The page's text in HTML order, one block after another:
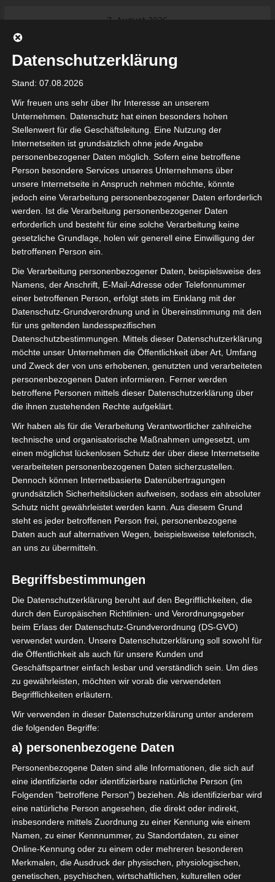
7. August 2026
beginnt am 22. und 23. August
2026 (Update)
Meisterschaft an
Ligue 1 Pro: Spielplan der ersten 15
Spieltage der Saison 2026/2027
Ligue 2 Pro Tunesien 2026/2027 –
Saison beginnt am am 19./20.
September 2026
Internationaler Sportgerichtshof
lehnt Eilverfahren ab – AS Soliman
steuert auf die Ligue 2 zu
tunesienfussball.de
Tunesien Ligafußball
Für die Nutzung von Google Adsense (Google Ireland Limited, Gordon
Barrow Street, Dublin, D04 E5W5, Ireland) benötigen wir laut DSGVO Ihre
Zustimmung. Es werden seitens Google Adsense personenbezogene Daten
erhoben, verarbeitet und gespeichert. Welche Daten genau entnehmen Sie
den Datenschutzbedingungen.
Google Adsenseist deaktiviert. ✓ Erlauben Datenschutzbedingungen
Sie befinden sich hier:Startseite» Spieler»Mohamed
Amine Allela
Mohamed Amine Allela
Voller Name
Position Defensivspieler
Aktuelles Team
Club Athlétique
Bizertin (CAB)
Nationalität
Geburtstag
16. Februar 2005
Alter 21
Datenschutzerklärung
Stand: 07.08.2026
Wir freuen uns sehr über Ihr Interesse an unserem
Unternehmen. Datenschutz hat einen besonders hohen
Stellenwert für die Geschäftsleitung. Eine Nutzung der
Internetseiten ist grundsätzlich ohne jede Angabe
personenbezogener Daten möglich. Sofern eine betroffene
Person besondere Services unseres Unternehmens über
unsere Internetseite in Anspruch nehmen möchte, könnte
jedoch eine Verarbeitung personenbezogener Daten erforderlich
werden. Ist die Verarbeitung personenbezogener Daten
erforderlich und besteht für eine solche Verarbeitung keine
gesetzliche Grundlage, holen wir generell eine Einwilligung der
betroffenen Person ein.
Die Verarbeitung personenbezogener Daten, beispielsweise des
Namens, der Anschrift, E-Mail-Adresse oder Telefonnummer
einer betroffenen Person, erfolgt stets im Einklang mit der
Datenschutz-Grundverordnung und in Übereinstimmung mit den
für uns geltenden landesspezifischen
Datenschutzbestimmungen. Mittels dieser Datenschutzerklärung
möchte unser Unternehmen die Öffentlichkeit über Art, Umfang
und Zweck der von uns erhobenen, genutzten und verarbeiteten
personenbezogenen Daten informieren. Ferner werden
betroffene Personen mittels dieser Datenschutzerklärung über
die ihnen zustehenden Rechte aufgeklärt.
Wir haben als für die Verarbeitung Verantwortlicher zahlreiche
technische und organisatorische Maßnahmen umgesetzt, um
einen möglichst lückenlosen Schutz der über diese Internetseite
verarbeiteten personenbezogenen Daten sicherzustellen.
Dennoch können Internetbasierte Datenübertragungen
grundsätzlich Sicherheitslücken aufweisen, sodass ein absoluter
Schutz nicht gewährleistet werden kann. Aus diesem Grund
steht es jeder betroffenen Person frei, personenbezogene
Daten auch auf alternativen Wegen, beispielsweise telefonisch,
an uns zu übermitteln.
Begriffsbestimmungen
Die Datenschutzerklärung beruht auf den Begrifflichkeiten, die
durch den Europäischen Richtlinien- und Verordnungsgeber
beim Erlass der Datenschutz-Grundverordnung (DS-GVO)
verwendet wurden. Unsere Datenschutzerklärung soll sowohl für
die Öffentlichkeit als auch für unsere Kunden und
Geschäftspartner einfach lesbar und verständlich sein. Um dies
zu gewährleisten, möchten wir vorab die verwendeten
Begrifflichkeiten erläutern.
Wir verwenden in dieser Datenschutzerklärung unter anderem
die folgenden Begriffe:
a) personenbezogene Daten
Personenbezogene Daten sind alle Informationen, die sich auf
eine identifizierte oder identifizierbare natürliche Person (im
Folgenden "betroffene Person") beziehen. Als identifizierbar wird
eine natürliche Person angesehen, die direkt oder indirekt,
insbesondere mittels Zuordnung zu einer Kennung wie einem
Namen, zu einer Kennnummer, zu Standortdaten, zu einer
Online-Kennung oder zu einem oder mehreren besonderen
Merkmalen, die Ausdruck der physischen, physiologischen,
genetischen, psychischen, wirtschaftlichen, kulturellen oder